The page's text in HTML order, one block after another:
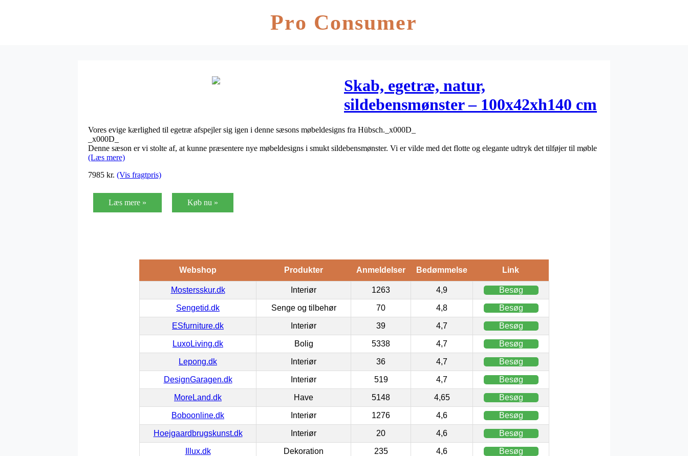
Pro Consumer
Skab, egetræ, natur,
sildebensmønster – 100x42xh140 cm
Vores evige kærlighed til egetræ afspejler sig igen i denne sæsons møbeldesigns fra Hübsch._x000D_
_x000D_
Denne sæson er vi stolte af, at kunne præsentere nye møbeldesigns i smukt sildebensmønster. Vi er vilde med det flotte og elegante udtryk det tilføjer til møble
(Læs mere)
7985 kr. (Vis fragtpris)
Læs mere » Køb nu »
Webshop Produkter Anmeldelser Bedømmelse Link
Mostersskur.dk Interiør 1263 4,9 Besøg
Sengetid.dk Senge og tilbehør 70 4,8 Besøg
ESfurniture.dk Interiør 39 4,7 Besøg
LuxoLiving.dk Bolig 5338 4,7 Besøg
Lepong.dk Interiør 36 4,7 Besøg
DesignGaragen.dk Interiør 519 4,7 Besøg
MoreLand.dk Have 5148 4,65 Besøg
Boboonline.dk Interiør 1276 4,6 Besøg
Hoejgaardbrugskunst.dk Interiør 20 4,6 Besøg
Illux.dk Dekoration 235 4,6 Besøg